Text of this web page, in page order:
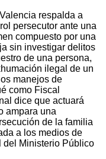
respalda a
persecutor ante una
compuesto por una
sin investigar delitos
de una persona,
ilegal de un
manejos de
como Fiscal
dice que actuará
ampara una
de la familia
a los medios de
del Ministerio Público